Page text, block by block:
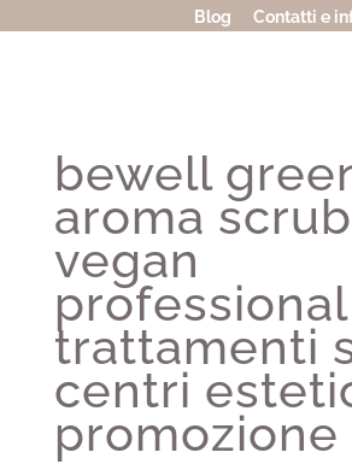
Blog Contatti e
bewell
aroma scrub
vegan
professional
trattamenti
centri
promozione